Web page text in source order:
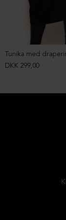
Tunika med
DKK 299,00